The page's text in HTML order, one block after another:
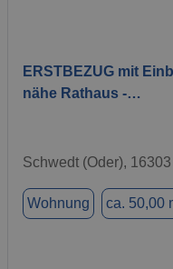
ERSTBEZUG mit
nähe Rathaus -…
Schwedt (Oder), 16303
Wohnung ca. 50,00